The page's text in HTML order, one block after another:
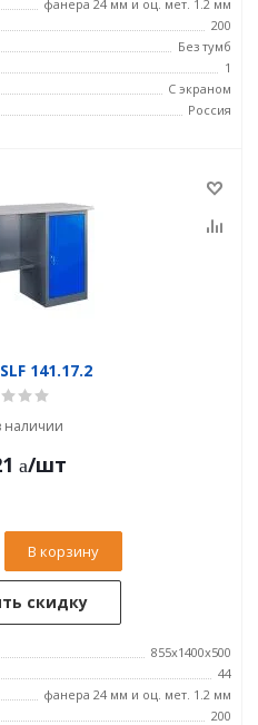
фанера 24 мм и оц. мет. 1.2 мм
200
Без тумб
1
С экраном
Россия
141.17.2
наличии
/шт
В корзину
скидку
855x1400x500
44
фанера 24 мм и оц. мет. 1.2 мм
200